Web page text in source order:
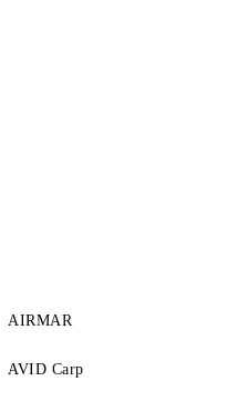
AIRMAR
AVID Carp